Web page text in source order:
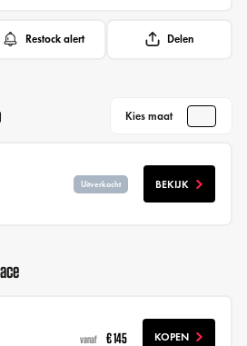
Restock alert Delen
Kies maat
Uitverkocht BEKIJK
vanaf € 145 KOPEN